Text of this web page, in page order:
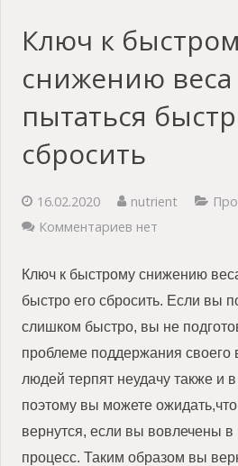
Ключ к
снижению
пытаться
сбросить
16.02.2020 nutrient
Комментариев нет
Ключ к быстрому снижению
быстро его сбросить. Если вы
слишком быстро, вы не
проблеме поддержания своего
людей терпят неудачу также и
поэтому вы можете
вернутся, если вы вовлечены
процесс. Таким образом вы